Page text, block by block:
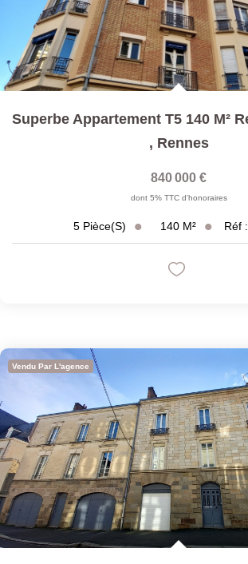
, Rennes
840 000 €
dont 5% TTC d'honoraires
5 Pièce(s) 140 M² Réf :
Vendu Par L'agence